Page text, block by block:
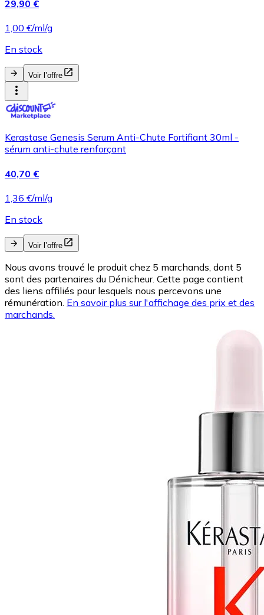
29,90 €
1,00 €/ml/g
En stock
Voir l’offre
Kerastase Genesis Serum Anti-Chute Fortifiant 30ml -
sérum anti-chute renforçant
40,70 €
1,36 €/ml/g
En stock
Voir l’offre
Nous avons trouvé le produit chez 5 marchands, dont 5
sont des partenaires du Dénicheur. Cette page contient
des liens affiliés pour lesquels nous percevons une
rémunération. En savoir plus sur l'affichage des prix et des
marchands.